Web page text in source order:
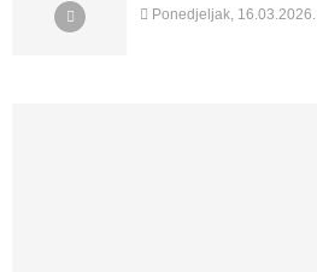
Ponedjeljak, 16.03.2026.